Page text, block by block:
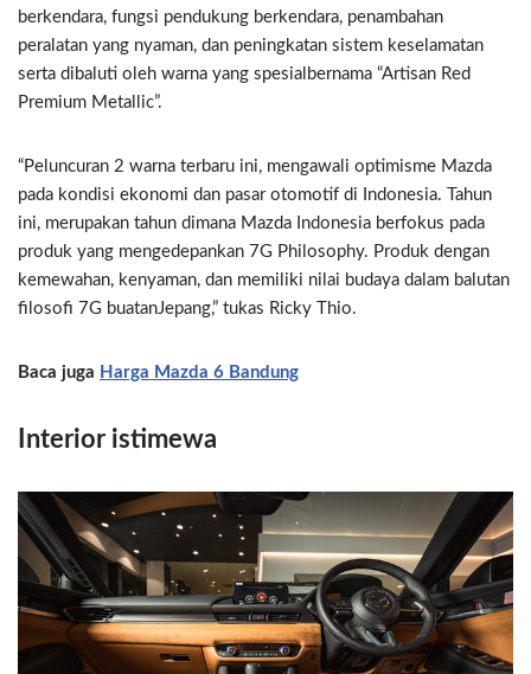
berkendara, fungsi pendukung berkendara, penambahan
peralatan yang nyaman, dan peningkatan sistem keselamatan
serta dibaluti oleh warna yang spesialbernama “Artisan Red
Premium Metallic”.
“Peluncuran 2 warna terbaru ini, mengawali optimisme Mazda
pada kondisi ekonomi dan pasar otomotif di Indonesia. Tahun
ini, merupakan tahun dimana Mazda Indonesia berfokus pada
produk yang mengedepankan 7G Philosophy. Produk dengan
kemewahan, kenyaman, dan memiliki nilai budaya dalam balutan
filosofi 7G buatanJepang,” tukas Ricky Thio.
Baca juga Harga Mazda 6 Bandung
Interior istimewa